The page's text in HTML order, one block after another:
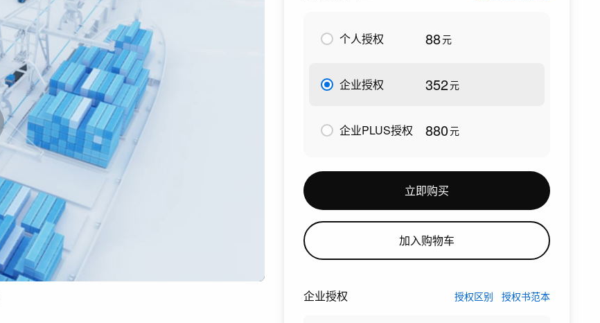
个人授权 88元
企业授权 352元
企业PLUS授权 880元
立即购买
加入购物车
企业授权 授权区别 授权书范本